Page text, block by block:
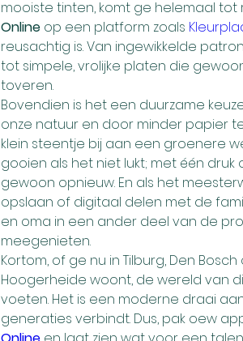
mooiste tinten, komt ge helemaal tot
Online op een platform zoals
reusachtig is. Van ingewikkelde
tot simpele, vrolijke platen die
toveren.
Bovendien is het een duurzame
onze natuur en door minder papier
klein steentje bij aan een groenere
gooien als het niet lukt; met één
gewoon opnieuw. En als het
opslaan of digitaal delen met de
en oma in een ander deel van de
meegenieten.
Kortom, of ge nu in Tilburg, Den
Hoogerheide woont, de wereld van
voeten. Het is een moderne draai
generaties verbindt. Dus, pak oew